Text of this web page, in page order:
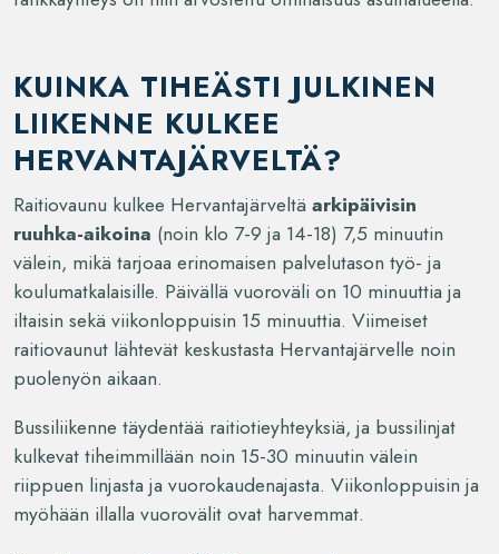
KUINKA TIHEÄSTI JULKINEN
LIIKENNE KULKEE
HERVANTAJÄRVELTÄ?
Raitiovaunu kulkee Hervantajärveltä arkipäivisin
ruuhka-aikoina (noin klo 7-9 ja 14-18) 7,5 minuutin
välein, mikä tarjoaa erinomaisen palvelutason työ- ja
koulumatkalaisille. Päivällä vuoroväli on 10 minuuttia ja
iltaisin sekä viikonloppuisin 15 minuuttia. Viimeiset
raitiovaunut lähtevät keskustasta Hervantajärvelle noin
puolenyön aikaan.
Bussiliikenne täydentää raitiotieyhteyksiä, ja bussilinjat
kulkevat tiheimmillään noin 15-30 minuutin välein
riippuen linjasta ja vuorokaudenajasta. Viikonloppuisin ja
myöhään illalla vuorovälit ovat harvemmat.